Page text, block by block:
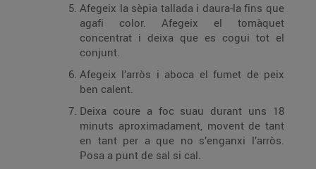
Afegeix la sèpia tallada i daura-la fins que
agafi color. Afegeix el tomàquet
concentrat i deixa que es cogui tot el
conjunt.
Afegeix l’arròs i aboca el fumet de peix
ben calent.
Deixa coure a foc suau durant uns 18
minuts aproximadament, movent de tant
en tant per a que no s’enganxi l’arròs.
Posa a punt de sal si cal.